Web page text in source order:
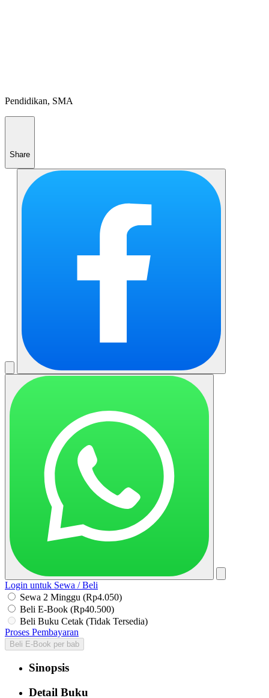
Pendidikan, SMA
Share
Login untuk Sewa / Beli
Sewa 2 Minggu (Rp4.050)
Beli E-Book (Rp40.500)
Beli Buku Cetak (Tidak Tersedia)
Proses Pembayaran
Beli E-Book per bab
Sinopsis
Detail Buku